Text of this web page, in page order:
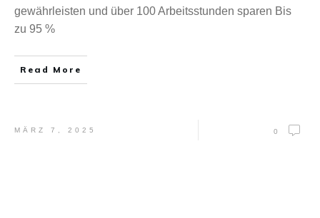
gewährleisten und über 100 Arbeitsstunden sparen Bis
zu 95 %
Read More
MÄRZ 7, 2025 0